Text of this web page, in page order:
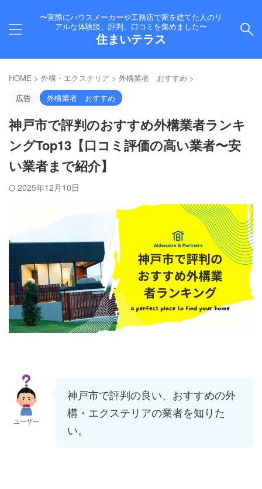
〜実際にハウスメーカーや工務店で家を建てた人のリ
アルな体験談、評判、口コミを集めました〜
住まいテラス
HOME > 外構・エクステリア > 外構業者 おすすめ >
広告
外構業者 おすすめ
神戸市で評判のおすすめ外構業者ランキ
ングTop13【口コミ評価の高い業者〜安
い業者まで紹介】
2025年12月10日
ユーザー
神戸市で評判の良い、おすすめの外
構・エクステリアの業者を知りた
い。